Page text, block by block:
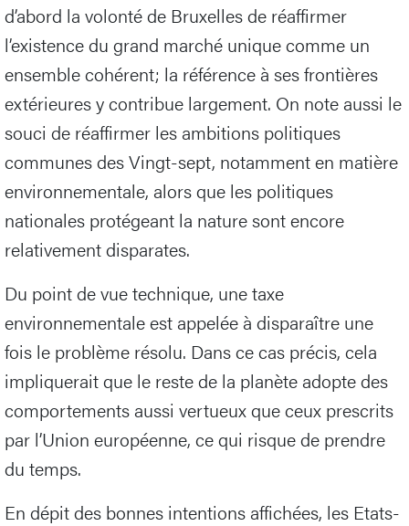
d’abord la volonté de Bruxelles de réaffirmer
l’existence du grand marché unique comme un
ensemble cohérent; la référence à ses frontières
extérieures y contribue largement. On note aussi le
souci de réaffirmer les ambitions politiques
communes des Vingt-sept, notamment en matière
environnementale, alors que les politiques
nationales protégeant la nature sont encore
relativement disparates.
Du point de vue technique, une taxe
environnementale est appelée à disparaître une
fois le problème résolu. Dans ce cas précis, cela
impliquerait que le reste de la planète adopte des
comportements aussi vertueux que ceux prescrits
par l’Union européenne, ce qui risque de prendre
du temps.
En dépit des bonnes intentions affichées, les Etats-